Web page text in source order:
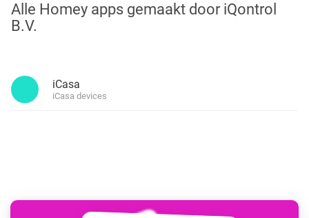
Alle Homey apps gemaakt door iQontrol
B.V.
iCasa
iCasa devices